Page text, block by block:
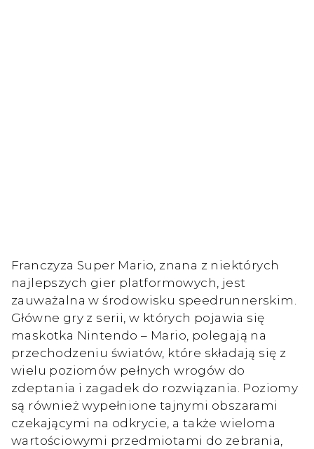
Franczyza Super Mario, znana z niektórych
najlepszych gier platformowych, jest
zauważalna w środowisku speedrunnerskim.
Główne gry z serii, w których pojawia się
maskotka Nintendo – Mario, polegają na
przechodzeniu światów, które składają się z
wielu poziomów pełnych wrogów do
zdeptania i zagadek do rozwiązania. Poziomy
są również wypełnione tajnymi obszarami
czekającymi na odkrycie, a także wieloma
wartościowymi przedmiotami do zebrania,